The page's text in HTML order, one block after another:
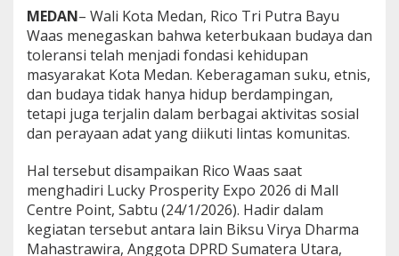
e
h
d
u
p
a
n
M
l
t
k
u
l
MEDAN– Wali Kota Medan, Rico Tri Putra Bayu
Waas menegaskan bahwa keterbukaan budaya dan
toleransi telah menjadi fondasi kehidupan
masyarakat Kota Medan. Keberagaman suku, etnis,
dan budaya tidak hanya hidup berdampingan,
tetapi juga terjalin dalam berbagai aktivitas sosial
dan perayaan adat yang diikuti lintas komunitas.
Hal tersebut disampaikan Rico Waas saat
menghadiri Lucky Prosperity Expo 2026 di Mall
Centre Point, Sabtu (24/1/2026). Hadir dalam
kegiatan tersebut antara lain Biksu Virya Dharma
Mahastrawira, Anggota DPRD Sumatera Utara,